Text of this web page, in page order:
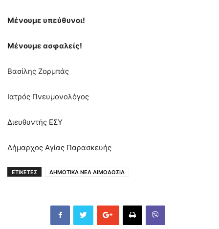
Μένουμε υπεύθυνοι!
Μένουμε ασφαλείς!
Βασίλης Ζορμπάς
Ιατρός Πνευμονολόγος
Διευθυντής ΕΣΥ
Δήμαρχος Αγίας Παρασκευής
ΕΤΙΚΕΤΕΣ ΔΗΜΟΤΙΚΑ ΝΕΑ ΑΙΜΟΔΟΣΙΑ